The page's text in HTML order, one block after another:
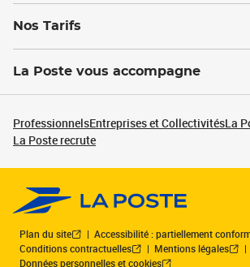
Nos Tarifs
La Poste vous accompagne
ProfessionnelsEntreprises et CollectivitésLa
La Poste recrute
Plan du site
Accessibilité : partiellement
Conditions contractuelles
Mentions légales
Données personnelles et cookies